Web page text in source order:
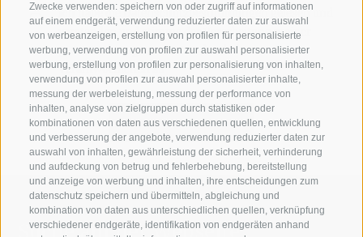
Zwecke verwenden: speichern von oder zugriff auf informationen
auf einem endgerät, verwendung reduzierter daten zur auswahl
von werbeanzeigen, erstellung von profilen für personalisierte
werbung, verwendung von profilen zur auswahl personalisierter
werbung, erstellung von profilen zur personalisierung von inhalten,
verwendung von profilen zur auswahl personalisierter inhalte,
messung der werbeleistung, messung der performance von
inhalten, analyse von zielgruppen durch statistiken oder
kombinationen von daten aus verschiedenen quellen, entwicklung
und verbesserung der angebote, verwendung reduzierter daten zur
auswahl von inhalten, gewährleistung der sicherheit, verhinderung
und aufdeckung von betrug und fehlerbehebung, bereitstellung
und anzeige von werbung und inhalten, ihre entscheidungen zum
datenschutz speichern und übermitteln, abgleichung und
kombination von daten aus unterschiedlichen quellen, verknüpfung
verschiedener endgeräte, identifikation von endgeräten anhand
Ich habe dieDatenschutzbestimmungengelesen und
verstanden und stimme der Verarbeitung meiner
personenbezogenen Daten durch den
Verantwortlichen zu
Suche auf der Webseite